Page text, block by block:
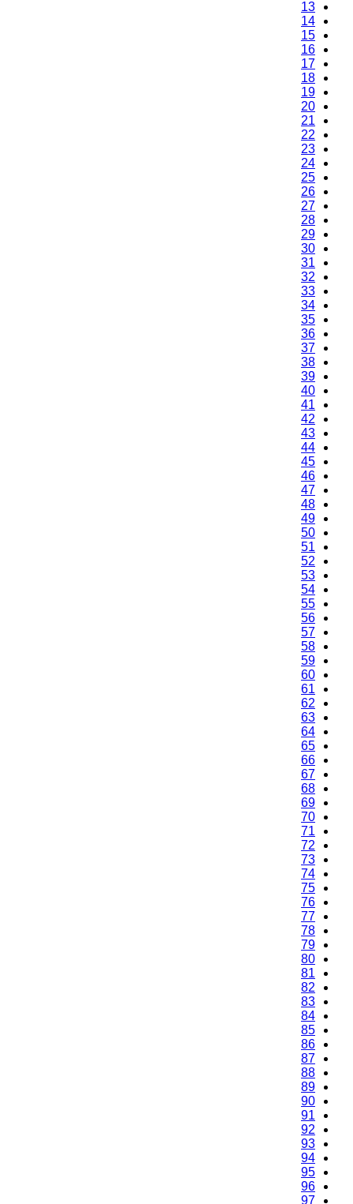
13
14
15
16
17
18
19
20
21
22
23
24
25
26
27
28
29
30
31
32
33
34
35
36
37
38
39
40
41
42
43
44
45
46
47
48
49
50
51
52
53
54
55
56
57
58
59
60
61
62
63
64
65
66
67
68
69
70
71
72
73
74
75
76
77
78
79
80
81
82
83
84
85
86
87
88
89
90
91
92
93
94
95
96
97